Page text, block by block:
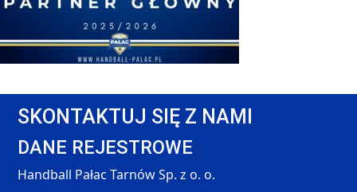
SKONTAKTUJ SIĘ Z NAMI
DANE REJESTROWE
Handball Pałac Tarnów Sp. z o. o.